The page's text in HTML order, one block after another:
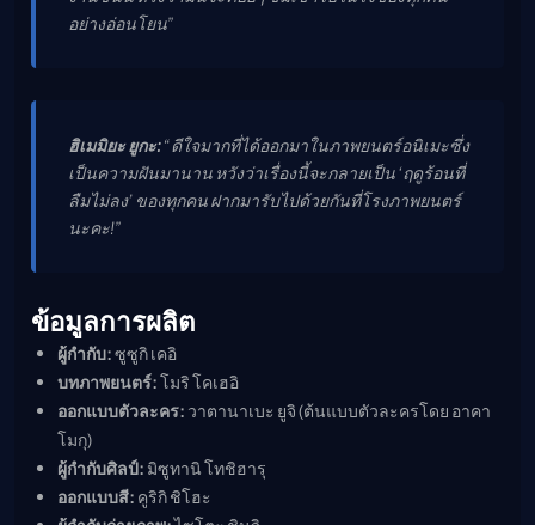
อย่างอ่อนโยน”
ฮิเมมิยะ ยูกะ:“ดีใจมากที่ได้ออกมาในภาพยนตร์อนิเมะซึ่ง
เป็นความฝันมานาน หวังว่าเรื่องนี้จะกลายเป็น ‘ฤดูร้อนที่
ลืมไม่ลง’ ของทุกคน ฝากมารับไปด้วยกันที่โรงภาพยนตร์
นะคะ!”
ข้อมูลการผลิต
ผู้กำกับ:ซูซูกิ เคอิ
บทภาพยนตร์:โมริ โคเฮอิ
ออกแบบตัวละคร: วาตานาเบะ ยูจิ (ต้นแบบตัวละครโดย อาคา
โมกุ)
ผู้กำกับศิลป์: มิซูทานิ โทชิฮารุ
ออกแบบสี: คูริกิ ชิโฮะ